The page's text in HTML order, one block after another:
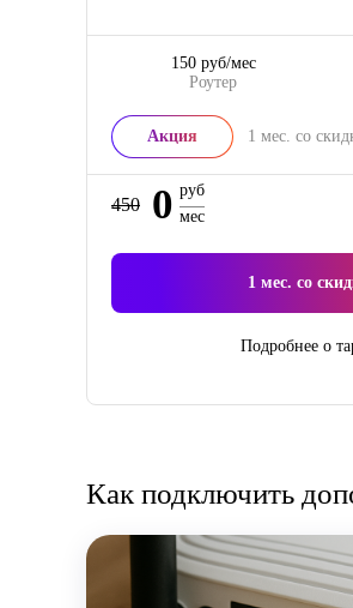
Роутер
150 руб/мес
Акция 1 мес. со
450 0 руб
мес
1 мес. со
Подробнее о
Как подключить